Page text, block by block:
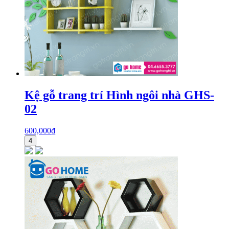
Kệ gỗ trang trí Hình ngôi nhà GHS-
02
600,000₫
4